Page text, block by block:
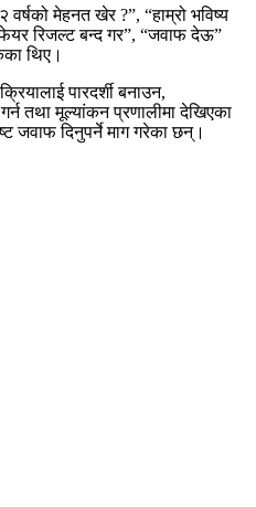
वर्षको मेहनत खेर ?”, “हाम्रो भविष्य
रिजल्ट बन्द गर”, “जवाफ देऊ”
थिए।
पारदर्शी बनाउन,
तथा मूल्यांकन प्रणालीमा देखिएका
जवाफ दिनुपर्ने माग गरेका छन्।